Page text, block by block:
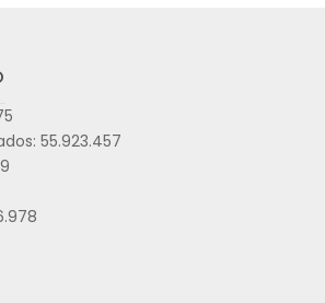
55.923.457